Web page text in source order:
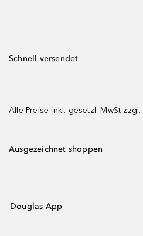
Schnell versendet
Alle Preise inkl. gesetzl. MwSt zzgl.
Ausgezeichnet shoppen
Douglas App